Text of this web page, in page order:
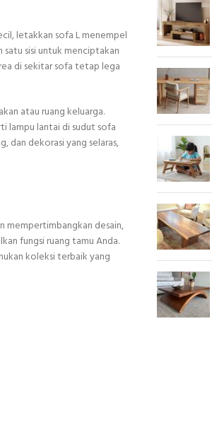
letakkan sofa L menempel
satu sisi untuk menciptakan
di sekitar sofa tetap lega
atau ruang keluarga.
lampu lantai di sudut sofa
dan dekorasi yang selaras,
mempertimbangkan desain,
fungsi ruang tamu Anda.
koleksi terbaik yang